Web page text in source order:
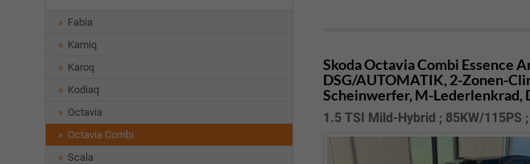
Skoda Octavia Combi Essence
DSG/AUTOMATIK, 2-Zonen-
Scheinwerfer, M-Lederlenkrad,
1.5 TSI Mild-Hybrid ; 85KW/115PS
Fabia
Kamiq
Karoq
Kodiaq
Octavia
Octavia Combi
Scala